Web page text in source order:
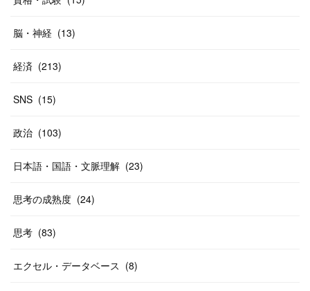
脳・神経 (13)
経済 (213)
SNS (15)
政治 (103)
日本語・国語・文脈理解 (23)
思考の成熟度 (24)
思考 (83)
エクセル・データベース (8)